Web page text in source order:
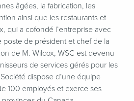
âgées, la fabrication, les
ainsi que les restaurants et
qui a cofondé l’entreprise avec
poste de président et chef de la
de M. Wilcox, WSC est devenu
de services gérés pour les
dispose d’une équipe
100 employés et exerce ses